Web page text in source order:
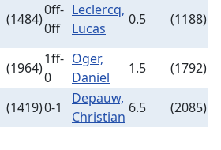
(1484)
0ff-
0ff
Leclercq,
Lucas
0.5 (1188)
(1964)
1ff-
0
Oger,
Daniel
1.5 (1792)
(1419)0-1
Depauw,
Christian
6.5
(2085)